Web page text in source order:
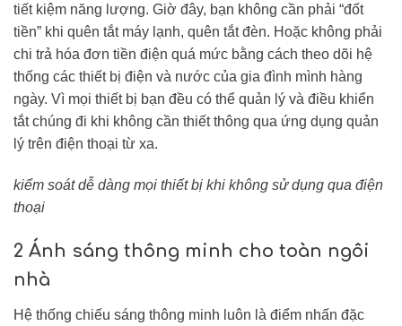
tiết kiệm năng lượng. Giờ đây, bạn không cần phải “đốt
tiền” khi quên tắt máy lạnh, quên tắt đèn. Hoặc không phải
chi trả hóa đơn tiền điện quá mức bằng cách theo dõi hệ
thống các thiết bị điện và nước của gia đình mình hàng
ngày. Vì mọi thiết bị bạn đều có thể quản lý và điều khiển
tắt chúng đi khi không cần thiết thông qua ứng dụng quản
lý trên điện thoại từ xa.
kiểm soát dễ dàng mọi thiết bị khi không sử dụng qua điện
thoại
2 Ánh sáng thông minh cho toàn ngôi
nhà
Hệ thống chiếu sáng thông minh luôn là điểm nhấn đặc